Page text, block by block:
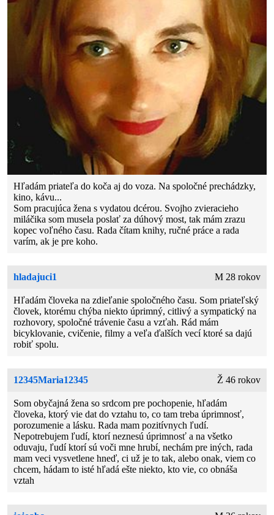
Hľadám priateľa do koča aj do voza. Na spoločné prechádzky,
kino, kávu...
Som pracujúca žena s vydatou dcérou. Svojho zvieracieho
miláčika som musela poslať za dúhový most, tak mám zrazu
kopec voľného času. Rada čítam knihy, ručné práce a rada
varím, ak je pre koho.
hladajuci1 M 28 rokov
Hľadám človeka na zdieľanie spoločného času. Som priateľský
človek, ktorému chýba niekto úprimný, citlivý a sympatický na
rozhovory, spoločné trávenie času a vzťah. Rád mám
bicyklovanie, cvičenie, filmy a veľa ďalších vecí ktoré sa dajú
robiť spolu.
12345Maria12345 Ž 46 rokov
Som obyčajná žena so srdcom pre pochopenie, hľadám
človeka, ktorý vie dat do vztahu to, co tam treba úprimnosť,
porozumenie a lásku. Rada mam pozitívnych ľudí.
Nepotrebujem ľudí, ktorí neznesú úprimnosť a na všetko
oduvaju, ľudí ktorí sú voči mne hrubí, nechám pre iných, rada
mam veci vysvetlene hneď, ci už je to tak, alebo onak, viem co
chcem, hádam to isté hľadá ešte niekto, kto vie, co obnáša
vztah